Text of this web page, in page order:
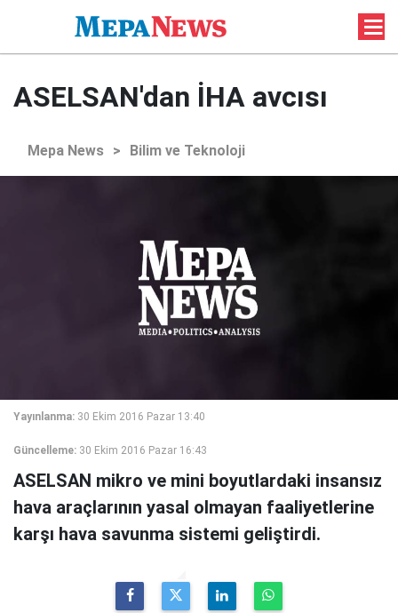
ASELSAN'dan İHA avcısı
Mepa News > Bilim ve Teknoloji
Yayınlanma: 30 Ekim 2016 Pazar 13:40
Güncelleme: 30 Ekim 2016 Pazar 16:43
ASELSAN mikro ve mini boyutlardaki insansız
hava araçlarının yasal olmayan faaliyetlerine
karşı hava savunma sistemi geliştirdi.